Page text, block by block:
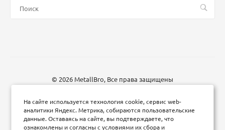
© 2026 MetallBro, Все права защищены
На сайте используется технология cookie, сервис web-
аналитики Яндекс. Метрика, собираются пользовательские
данные. Оставаясь на сайте, вы подтверждаете, что
ознакомлены и согласны с условиями их сбора и